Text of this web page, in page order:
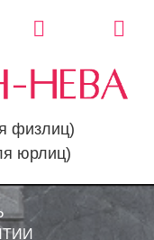
физлиц)
юрлиц)